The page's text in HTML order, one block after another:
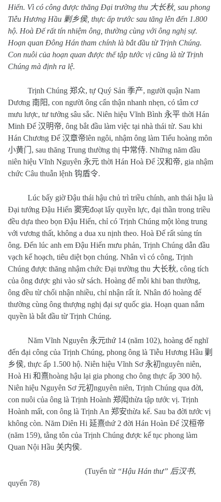
Hiến. Vì có công được thăng Đại trường thu 大长秋, sau phong
Tiễu Hương Hầu 剿乡侯, thực ấp trước sau tăng lên đến 1.800
hộ. Hoà Đế rất tín nhiệm ông, thường cùng với ông nghị sự.
Hoạn quan Đông Hán tham chính là bắt đầu từ Trịnh Chúng.
Con nuôi của hoạn quan được thế tập tước vị cũng là từ Trịnh
Chúng mà định ra lệ.
Trịnh Chúng 郑众, tự Quý Sản 季产, người quận Nam
Dương 南阳, con người ông cẩn thận nhanh nhẹn, có tâm cơ
mưu lược, tư tưởng sâu sắc. Niên hiệu Vĩnh Bình 永平 thời Hán
Minh Đế 汉明帝, ông bắt đầu làm việc tại nhà thái tử. Sau khi
Hán Chương Đế 汉章帝lên ngôi, nhậm ông làm Tiểu hoàng môn
小黄门 , sau thăng Trung thường thị 中常侍. Những năm đầu
niên hiệu Vĩnh Nguyên 永元 thời Hán Hoà Đế 汉和帝, gia nhậm
chức Câu thuẫn lệnh 钩盾令.
Lúc bấy giờ Đậu thái hậu chủ trì triều chính, anh thái hậu là
Đại tướng Đậu Hiến 窦宪đoạt lấy quyền lực, đại thần trong triều
đều dựa theo bọn Đậu Hiến, chỉ có Trịnh Chúng một lòng trung
với vương thất, không a dua xu nịnh theo. Hoà Đế rất sủng tín
ông. Đến lúc anh em Đậu Hiến mưu phản, Trịnh Chúng dẫn đầu
vạch kế hoạch, tiêu diệt bọn chúng. Nhân vì có công, Trịnh
Chúng được thăng nhậm chức Đại trường thu 大长秋, công tích
của ông được ghi vào sử sách. Hoàng đế mỗi khi ban thưởng,
ông đều từ chối nhận nhiều, chỉ nhận rất ít. Nhân đó hoàng đế
thường cùng ông thượng nghị đại sự quốc gia. Hoạn quan nắm
quyền là bắt đầu từ Trịnh Chúng.
Năm Vĩnh Nguyên 永元thứ 14 (năm 102), hoàng đế nghĩ
đến đại công của Trịnh Chúng, phong ông là Tiễu Hương Hầu 剿
乡侯, thực ấp 1.500 hộ. Niên hiệu Vĩnh Sơ 永初nguyên niên,
Hoà Hi 和熹hoàng hậu lại gia phong cho ông thực ấp 300 hộ.
Niên hiệu Nguyên Sơ 元初nguyên niên, Trịnh Chúng qua đời,
con nuôi của ông là Trịnh Hoành 郑闳thừa tập tước vị. Trịnh
Hoành mất, con ông là Trịnh An 郑安thừa kế. Sau ba đời tước vị
không còn. Năm Diên Hi 延熹thứ 2 đời Hán Hoàn Đế 汉桓帝
(năm 159), tằng tôn của Trịnh Chúng được kế tục phong làm
Quan Nội Hầu 关内侯.
(Tuyển từ “Hậu Hán thư” 后汉书,
quyển 78)